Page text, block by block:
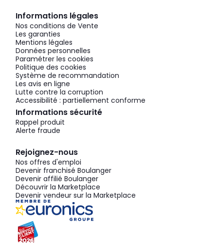
Informations légales
Nos conditions de Vente
Les garanties
Mentions légales
Données personnelles
Paramétrer les cookies
Politique des cookies
Système de recommandation
Les avis en ligne
Lutte contre la corruption
Accessibilité : partiellement conforme
Informations sécurité
Rappel produit
Alerte fraude
Rejoignez-nous
Nos offres d'emploi
Devenir franchisé Boulanger
Devenir affilié Boulanger
Découvrir la Marketplace
Devenir vendeur sur la Marketplace